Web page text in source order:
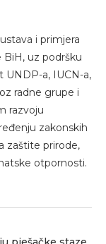
i primjera
BiH, uz podršku
a, IUCN-a,
radne grupe i
razvoju
zakonskih
zaštite prirode,
otpornosti.